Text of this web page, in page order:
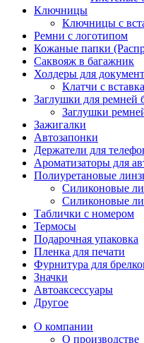
Ключницы
Ключницы с
Ремни с логотипом
Кожаные папки
Саквояж в багажник
Холдеры для
Клатчи с
Заглушки для ремней
Заглушки
Зажигалки
Автозапонки
Держатели для
Ароматизаторы для
Полиуретановые
Силиконовые
Силиконовые
Таблички с номером
Термосы
Подарочная упаковка
Пленка для печати
Фурнитура для
Значки
Автоаксессуары
Другое
О компании
О производстве